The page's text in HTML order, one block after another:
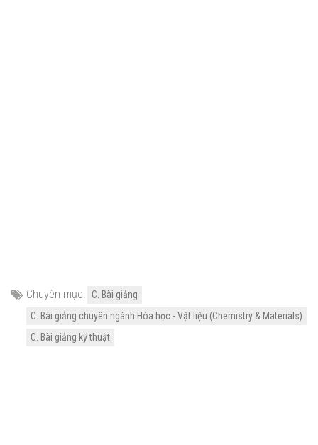
Chuyên mục:
C. Bài giảng
C. Bài giảng chuyên ngành Hóa học - Vật liệu (Chemistry & Materials)
C. Bài giảng kỹ thuật